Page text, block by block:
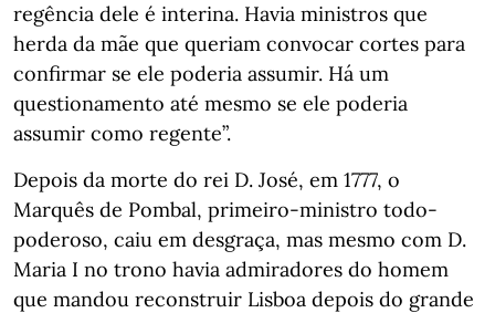
regência dele é interina. Havia ministros que
herda da mãe que queriam convocar cortes para
confirmar se ele poderia assumir. Há um
questionamento até mesmo se ele poderia
assumir como regente”.
Depois da morte do rei D. José, em 1777, o
Marquês de Pombal, primeiro-ministro todo-
poderoso, caiu em desgraça, mas mesmo com D.
Maria I no trono havia admiradores do homem
que mandou reconstruir Lisboa depois do grande